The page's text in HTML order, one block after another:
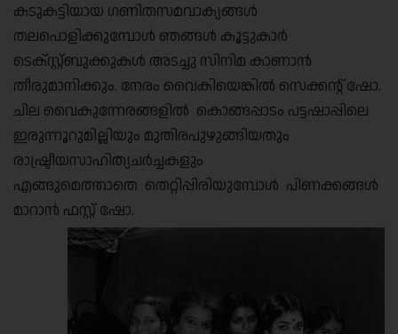
കടുകട്ടിയായ ഗണിതസമവാക്യങ്ങൾ
തലപൊളിക്കുമ്പോൾ ഞങ്ങൾ കൂട്ടുകാർ
ടെക്സ്റ്റ്ബുക്കുകൾ അടച്ചു സിനിമ കാണാൻ
തീരുമാനിക്കും. നേരം വൈകിയെങ്കിൽ സെക്കന്റ് ഷോ.
ചില വൈകുന്നേരങ്ങളിൽ കൊങ്ങപ്പാടം പട്ടഷാപ്പിലെ
ഇരുന്നൂറുമില്ലിയും മുതിരപുഴുങ്ങിയതും
രാഷ്ട്രീയസാഹിത്യചർച്ചകളും
എങ്ങുമെത്താതെ തെറ്റിപ്പിരിയുമ്പോൾ പിണക്കങ്ങൾ
മാറാൻ ഫസ്റ്റ് ഷോ.